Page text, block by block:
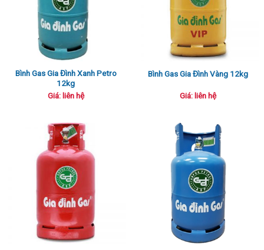
Bình Gas Gia Đình Xanh Petro
12kg
Giá: liên hệ
Bình Gas Gia Đình Vàng 12kg
Giá: liên hệ